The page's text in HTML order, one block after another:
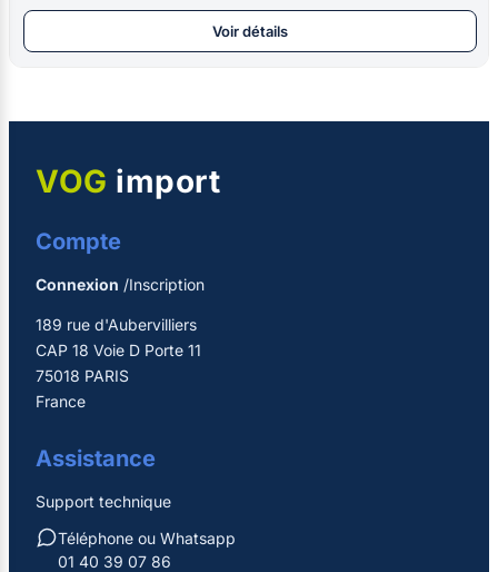
Voir détails
VOG import
Compte
Connexion /Inscription
189 rue d'Aubervilliers
CAP 18 Voie D Porte 11
75018 PARIS
France
Assistance
Support technique
Téléphone ou Whatsapp
01 40 39 07 86